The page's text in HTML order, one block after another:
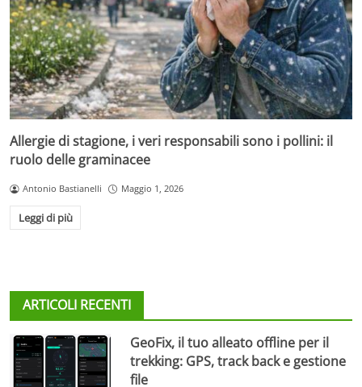
Allergie di stagione, i veri responsabili sono i pollini: il
ruolo delle graminacee
Antonio Bastianelli Maggio 1, 2026
Leggi di più
ARTICOLI RECENTI
GeoFix, il tuo alleato offline per il
trekking: GPS, track back e gestione
file